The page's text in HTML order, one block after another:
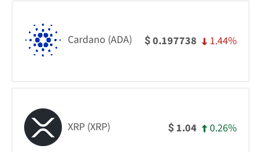
Cardano (ADA) $0.197738 1.44%
XRP (XRP) $ 1.04 0.26%